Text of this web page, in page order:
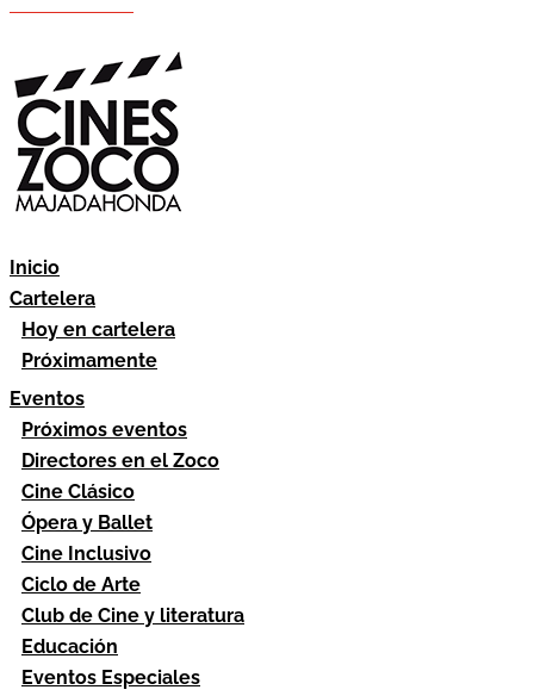
Inicio
Cartelera
Hoy en cartelera
Próximamente
Eventos
Próximos eventos
Directores en el Zoco
Cine Clásico
Ópera y Ballet
Cine Inclusivo
Ciclo de Arte
Club de Cine y literatura
Educación
Eventos Especiales